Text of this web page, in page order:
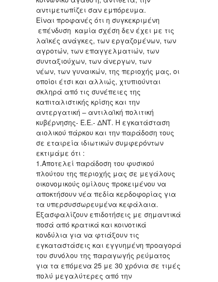
αντιμετωπίζει σαν εμπόρευμα.
Είναι προφανές ότι η συγκεκριμένη
επένδυση καμία σχέση δεν έχει με τις
λαϊκές ανάγκες, των εργαζομένων, των
αγροτών, των επαγγελματιών, των
συνταξιούχων, των άνεργων, των
νέων, των γυναικών, της περιοχής μας, οι
οποίοι έτσι και αλλιώς, χτυπιούνται
σκληρά από τις συνέπειες της
καπιταλιστικής κρίσης και την
αντεργατική – αντιλαϊκή πολιτική
κυβέρνησης- Ε.Ε.- ΔΝΤ. Η εγκατάσταση
αιολικού πάρκου και την παράδοση τους
σε εταιρεία ιδιωτικών συμφερόντων
εκτιμάμε ότι :
1.Αποτελεί παράδοση του φυσικού
πλούτου της περιοχής μας σε μεγάλους
οικονομικούς ομίλους προκειμένου να
αποκτήσουν νέα πεδία κερδοφορίας για
τα υπερσυσσωρευμένα κεφάλαια.
Εξασφαλίζουν επιδοτήσεις με σημαντικά
ποσά από κρατικά και κοινοτικά
κονδύλια για να φτιάξουν τις
εγκαταστάσεις και εγγυημένη προαγορά
του συνόλου της παραγωγής ρεύματος
για τα επόμενα 25 με 30 χρόνια σε τιμές
πολύ μεγαλύτερες από την